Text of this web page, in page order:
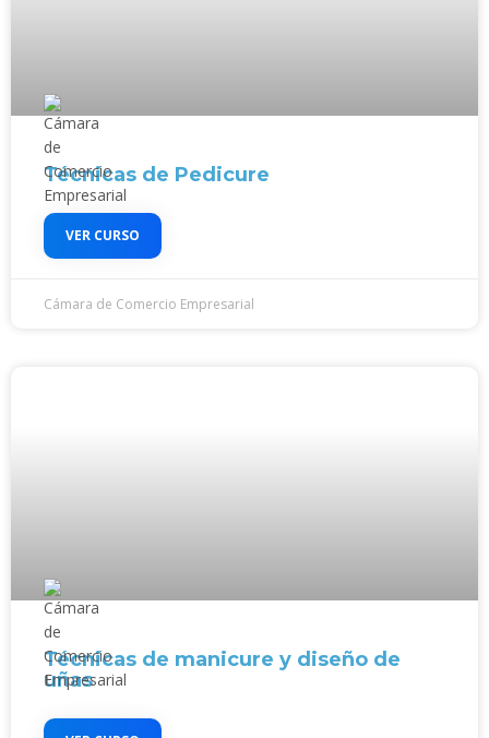
Técnicas de Pedicure
VER CURSO
Cámara de Comercio Empresarial
Técnicas de manicure y diseño de
uñas